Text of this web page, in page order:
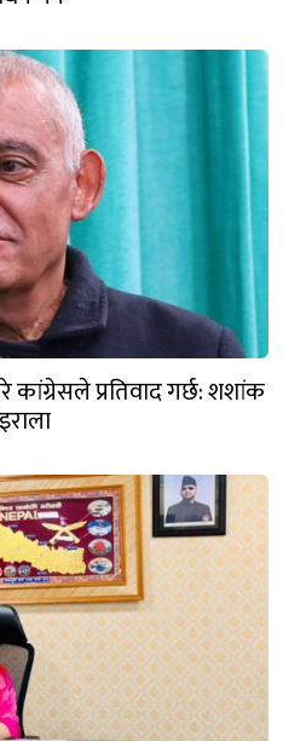
कांग्रेसले प्रतिवाद गर्छ: शशांक